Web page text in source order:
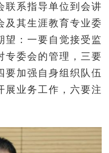
联系指导单位到会讲
及其生涯教育专业委
望：一要自觉接受监
专委会的管理，三要
要加强自身组织队伍
展业务工作，六要注